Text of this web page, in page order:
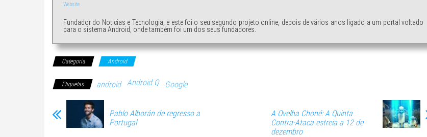
Website
Fundador do Noticias e Tecnologia, e este foi o seu segundo projeto online, depois de vários anos ligado a um portal voltado
para o sistema Android, onde também foi um dos seus fundadores.
Categoria Android
Etiquetas android Android Q Google
Pablo Alborán de regresso a
Portugal
A Ovelha Choné: A Quinta
Contra-Ataca estreia a 12 de
dezembro